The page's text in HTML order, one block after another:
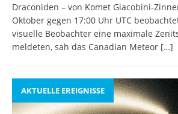
Draconiden – von Komet Giacobini-
Oktober gegen 17:00 Uhr UTC
visuelle Beobachter eine maximale
meldeten, sah das Canadian Meteor […]
AKTUELLE EREIGNISSE